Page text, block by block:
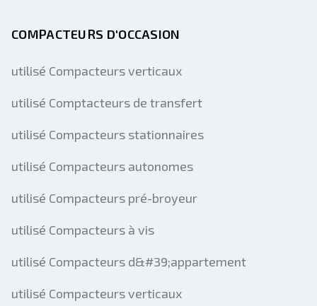
COMPACTEURS D'OCCASION
utilisé Compacteurs verticaux
utilisé Comptacteurs de transfert
utilisé Compacteurs stationnaires
utilisé Compacteurs autonomes
utilisé Compacteurs pré-broyeur
utilisé Compacteurs à vis
utilisé Compacteurs d&#39;appartement
utilisé Compacteurs verticaux